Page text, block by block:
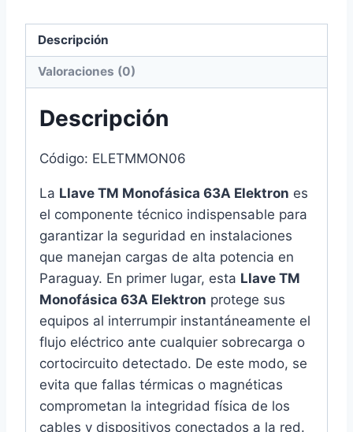
1
Elektron
cantidad
Descripción
Valoraciones (0)
Descripción
Código: ELETMMON06
La Llave TM Monofásica 63A Elektron es
el componente técnico indispensable para
garantizar la seguridad en instalaciones
que manejan cargas de alta potencia en
Paraguay. En primer lugar, esta Llave TM
Monofásica 63A Elektron protege sus
equipos al interrumpir instantáneamente el
flujo eléctrico ante cualquier sobrecarga o
cortocircuito detectado. De este modo, se
evita que fallas térmicas o magnéticas
comprometan la integridad física de los
cables y dispositivos conectados a la red.